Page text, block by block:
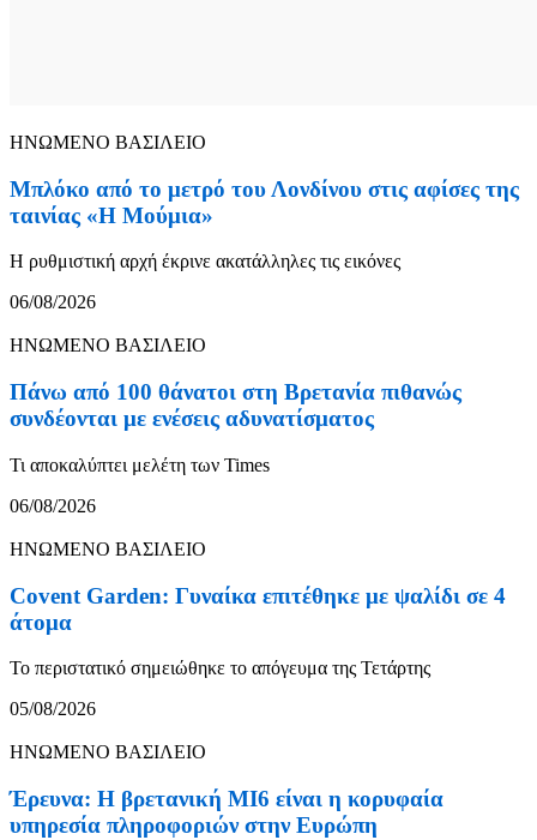
ΗΝΩΜΕΝΟ ΒΑΣΙΛΕΙΟ
Μπλόκο από το μετρό του Λονδίνου στις αφίσες της
ταινίας «Η Μούμια»
Η ρυθμιστική αρχή έκρινε ακατάλληλες τις εικόνες
06/08/2026
ΗΝΩΜΕΝΟ ΒΑΣΙΛΕΙΟ
Πάνω από 100 θάνατοι στη Βρετανία πιθανώς
συνδέονται με ενέσεις αδυνατίσματος
Τι αποκαλύπτει μελέτη των Times
06/08/2026
ΗΝΩΜΕΝΟ ΒΑΣΙΛΕΙΟ
Covent Garden: Γυναίκα επιτέθηκε με ψαλίδι σε 4
άτομα
Το περιστατικό σημειώθηκε το απόγευμα της Τετάρτης
05/08/2026
ΗΝΩΜΕΝΟ ΒΑΣΙΛΕΙΟ
Έρευνα: Η βρετανική MI6 είναι η κορυφαία
υπηρεσία πληροφοριών στην Ευρώπη